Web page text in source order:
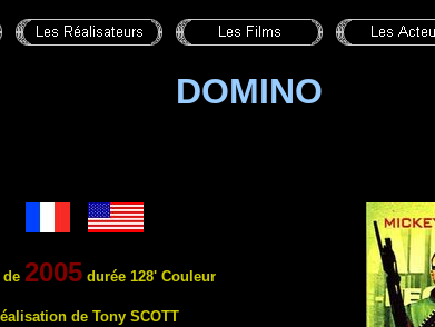
DOMINO
de 2005durée 128' Couleur
isation de Tony SCOTT